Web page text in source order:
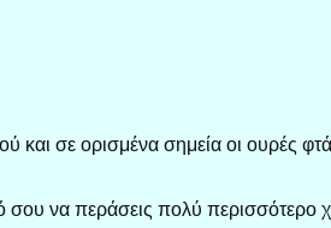
και σε ορισμένα σημεία οι ουρές
σου να περάσεις πολύ